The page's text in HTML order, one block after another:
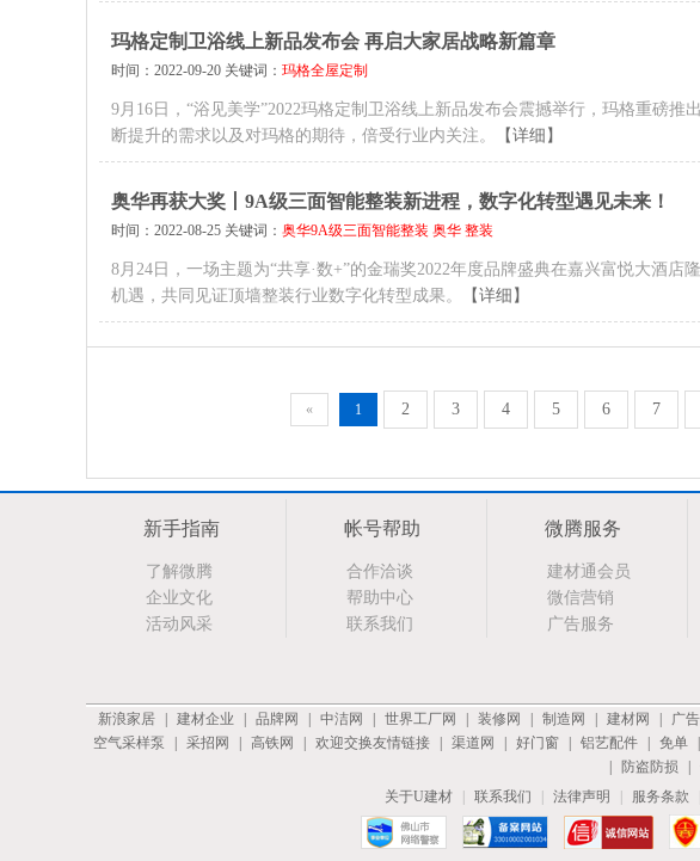
玛格定制卫浴线上新品发布会 再启大家居战略新篇章
时间：2022-09-20 关键词： 玛格全屋定制
9月16日，“浴见美学”2022玛格定制卫浴线上新品发布会震撼举行，玛格重磅
断提升的需求以及对玛格的期待，倍受行业内关注。
【详细】
奥华再获大奖丨9A级三面智能整装新进程，数字化转型遇见未来！
时间：2022-08-25 关键词： 奥华9A级三面智能整装 奥华 整装
8月24日，一场主题为“共享·数+”的金瑞奖2022年度品牌盛典在嘉兴富悦大酒
机遇，共同见证顶墙整装行业数字化转型成果。
【详细】
« 1 2 3 4 5 6 7
新手指南
了解微腾
企业文化
活动风采
帐号帮助
合作洽谈
帮助中心
联系我们
微腾服务
建材通会员
微信营销
广告服务
新浪家居 | 建材企业 | 品牌网 | 中洁网 | 世界工厂网 | 装修网 | 制造网 | 建材网 | 广
空气采样泵
| 采招网 | 高铁网 | 欢迎交换友情链接 | 渠道网 | 好门窗 | 铝艺配件 | 免单 |
| 防盗防损 |
关于U建材
| 联系我们 | 法律声明 | 服务条款